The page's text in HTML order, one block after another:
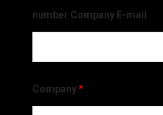
number Company E-mail
Company*